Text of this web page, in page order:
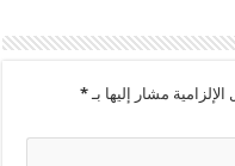
الإلزامية مشار إليها بـ*